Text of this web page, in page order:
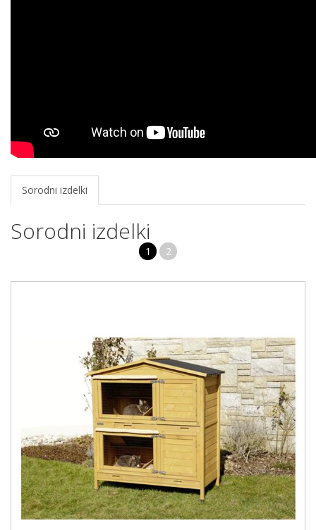
Sorodni izdelki
Sorodni izdelki
1 2